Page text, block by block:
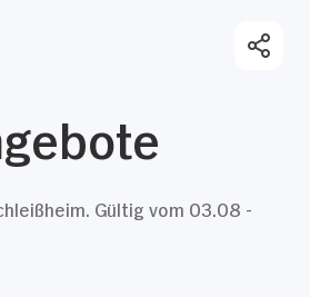
Gültig vom 03.08 -